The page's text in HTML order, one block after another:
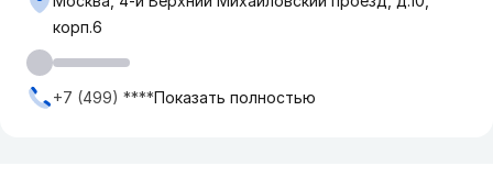
корп.6
+7 (499) ****Показать полностью